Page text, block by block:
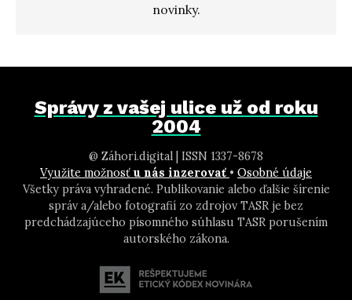
novinky.
Správy z vašej ulice už od roku
2004
@ Záhori.digital | ISSN 1337-8678
Využite možnosť u nás inzerovať • Osobné údaje
Všetky práva vyhradené. Publikovanie alebo ďalšie šírenie
správ a/alebo fotografií zo zdrojov TASR je bez
predchádzajúceho písomného súhlasu TASR porušením
autorského zákona.